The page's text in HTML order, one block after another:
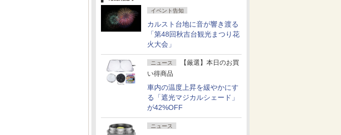
イベント告知
カルスト台地に音が響き渡る
「第48回秋吉台観光まつり花
火大会」
ニュース
【厳選】本日のお買
い得商品
車内の温度上昇を緩やかにす
る「遮光マジカルシェード」
が42%OFF
ニュース